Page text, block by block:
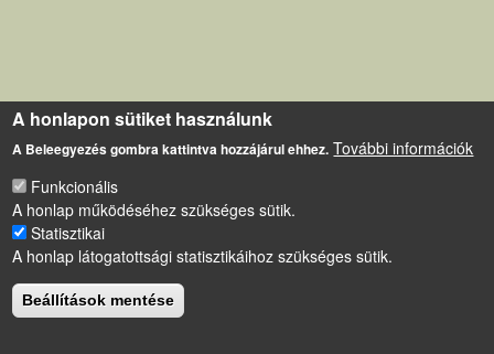
A honlapon sütiket használunk
A Beleegyezés gombra kattintva hozzájárul ehhez. További információk
Funkcionális
A honlap működéséhez szükséges sütik.
Statisztikai
A honlap látogatottsági statisztikáihoz szükséges sütik.
Beállítások mentése